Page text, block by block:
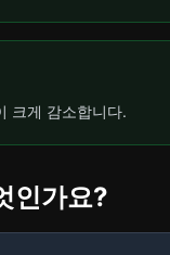
크게 감소합니다.
인가요?